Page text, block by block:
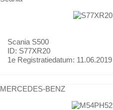
Scania S500
ID: S77XR20
1e Registratiedatum: 11.06.2019
MERCEDES-BENZ